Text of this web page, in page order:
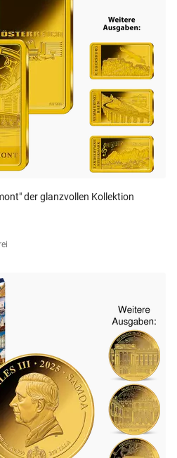
der glanzvollen Kollektion